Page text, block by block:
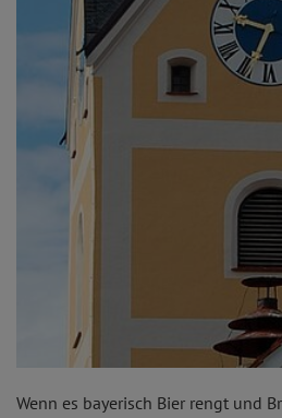
Wenn es bayerisch Bier rengt und